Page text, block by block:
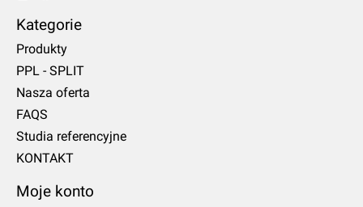
Kategorie
Produkty
PPL - SPLIT
Nasza oferta
FAQS
Studia referencyjne
KONTAKT
Moje konto